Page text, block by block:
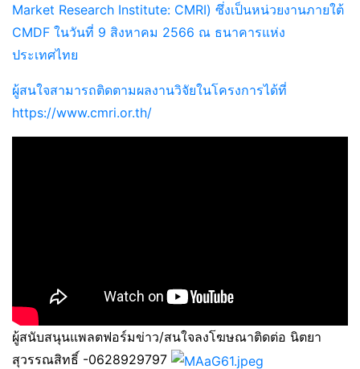
Market Research Institute: CMRI) ซึ่งเป็นหน่วยงานภายใต้
CMDF ในวันที่ 9 สิงหาคม 2566 ณ ธนาคารแห่ง
ประเทศไทย
ผู้สนใจสามารถติดตามผลงานวิจัยในโครงการได้ที่
https://www.cmri.or.th/
ผู้สนับสนุนแพลตฟอร์มข่าว/สนใจลงโฆษณาติดต่อ นิตยา
สุวรรณสิทธิ์ -0628929797